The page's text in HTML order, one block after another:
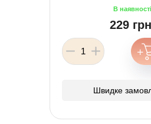
229
Швидке